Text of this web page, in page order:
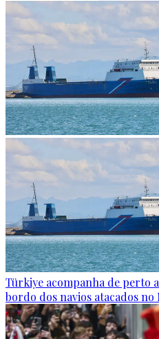
Türkiye acompanha de perto
bordo dos navios atacados